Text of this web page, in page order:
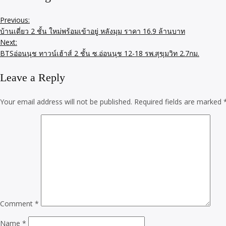
Previous:
บ้านเดี่ยว 2 ชั้น ใหม่พร้อมเข้าอยู่ หลังมุม ราคา 16.9 ล้านบาท
Next:
BTSอ่อนนุช ทาวน์เฮ้าส์ 2 ชั้น ซ.อ่อนนุช 12-18 รพ.สุขุมวิท 2.7กม.
Leave a Reply
Your email address will not be published. Required fields are marked
Comment *
Name *